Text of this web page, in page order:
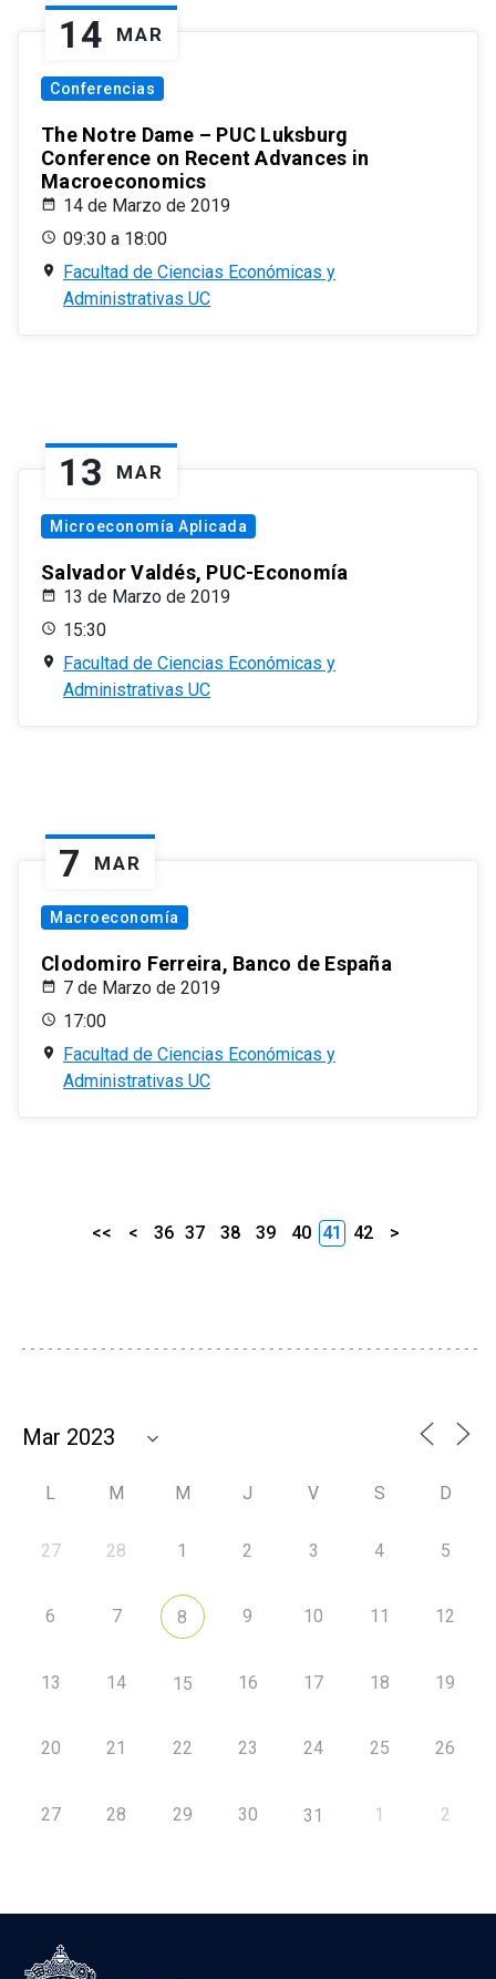
14 MAR
Conferencias
The Notre Dame – PUC Luksburg
Conference on Recent Advances in
Macroeconomics
14 de Marzo de 2019
09:30 a 18:00
Facultad de Ciencias Económicas y
Administrativas UC
13 MAR
Microeconomía Aplicada
Salvador Valdés, PUC-Economía
13 de Marzo de 2019
15:30
Facultad de Ciencias Económicas y
Administrativas UC
7 MAR
Macroeconomía
Clodomiro Ferreira, Banco de España
7 de Marzo de 2019
17:00
Facultad de Ciencias Económicas y
Administrativas UC
<< < 36 37 38 39 40 41 42 >
L M M J V S D
27 28 1 2 3 4 5
6 7 8 9 10 11 12
13 14 15 16 17 18 19
20 21 22 23 24 25 26
27 28 29 30 31 1 2